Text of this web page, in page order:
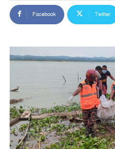
Facebook Twitter